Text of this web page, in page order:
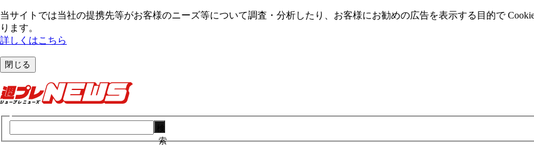
当サイトでは当社の提携先等がお客様のニーズ等について調査・分析したり、お客様にお勧めの広告を表⽰する⽬的で
ります。
詳しくはこちら
閉じる
索